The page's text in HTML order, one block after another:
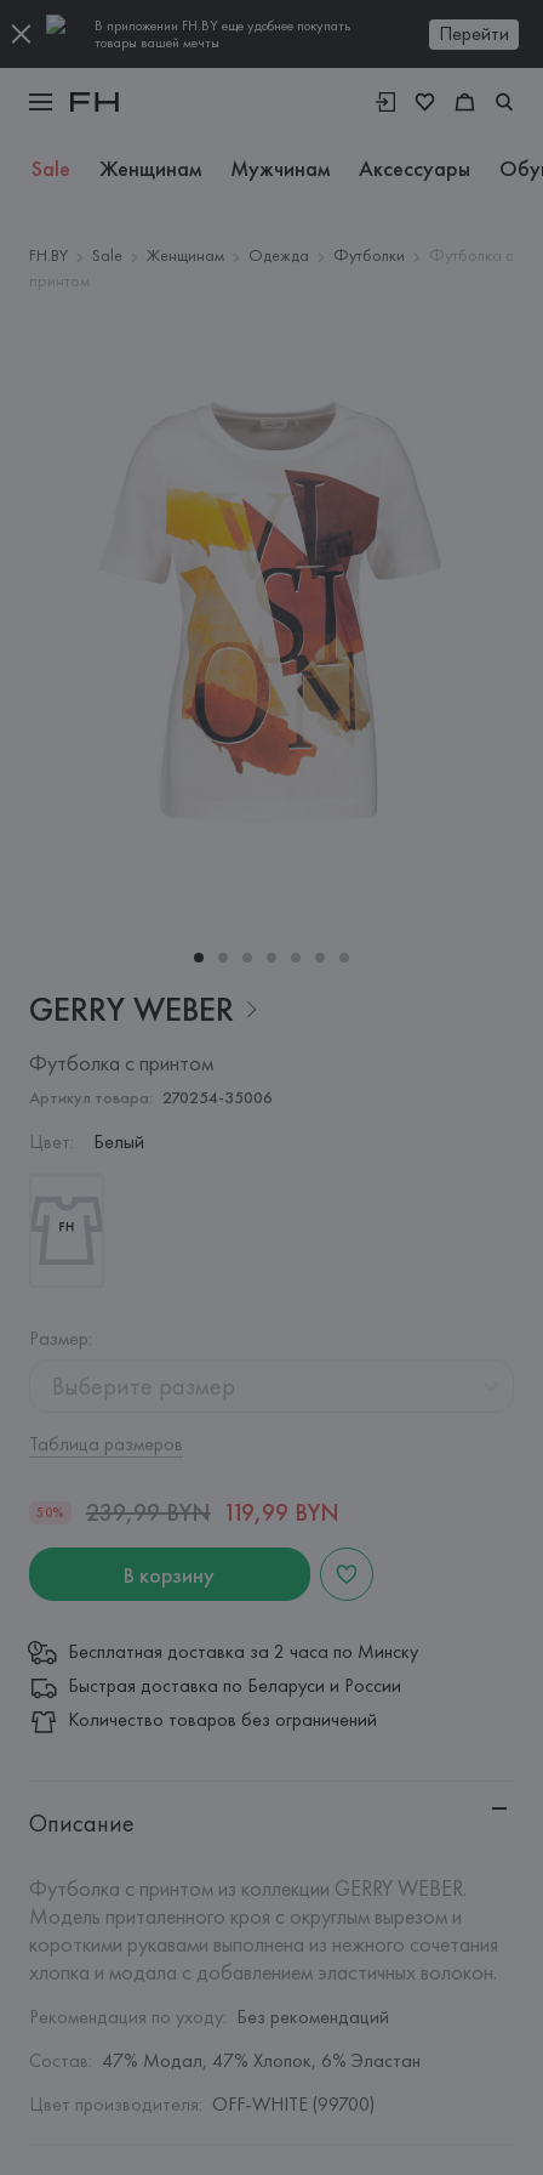
В приложении FH.BY еще удобнее покупать
товары вашей мечты
Перейти
Sale Женщинам Мужчинам Аксессуары
FH.BY Sale Женщинам Одежда Футболки
Футболка с
принтом
GERRY WEBER
Футболка с принтом
Артикул товара: 270254-35006
Цвет: Белый
Размер:
Выберите размер
Таблица размеров
50% 239,99 BYN 119,99 BYN
В корзину
Бесплатная доставка за 2 часа по Минску
Быстрая доставка по Беларуси и России
Количество товаров без ограничений
Описание
Футболка с принтом из коллекции GERRY WEBER.
Модель приталенного кроя с округлым вырезом и
короткими рукавами выполнена из нежного сочетания
хлопка и модала с добавлением эластичных волокон.
Рекомендация по уходу: Без рекомендаций
Состав: 47% Модал, 47% Хлопок, 6% Эластан
Цвет производителя: OFF-WHITE (99700)